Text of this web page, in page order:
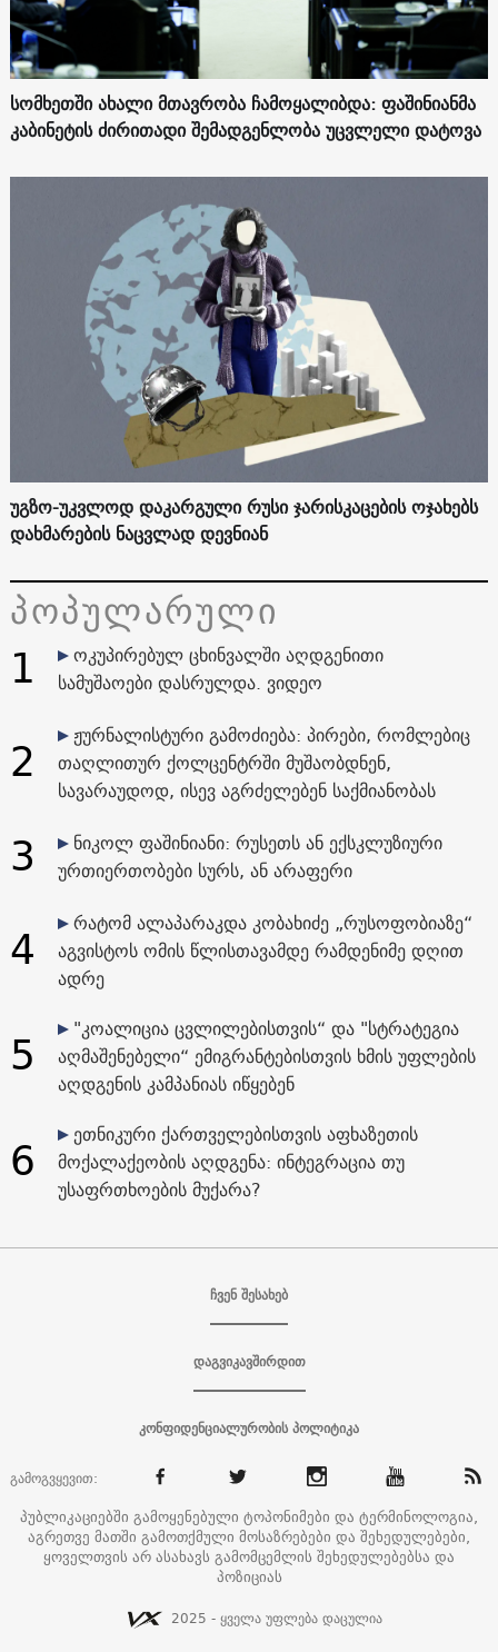
სომხეთში ახალი მთავრობა ჩამოყალიბდა: ფაშინიანმა
კაბინეტის ძირითადი შემადგენლობა უცვლელი დატოვა
უგზო-უკვლოდ დაკარგული რუსი ჯარისკაცების ოჯახებს
დახმარების ნაცვლად დევნიან
პოპულარული
1
ოკუპირებულ ცხინვალში აღდგენითი
სამუშაოები დასრულდა. ვიდეო
2
ჟურნალისტური გამოძიება: პირები, რომლებიც
თაღლითურ ქოლცენტრში მუშაობდნენ,
სავარაუდოდ, ისევ აგრძელებენ საქმიანობას
3
ნიკოლ ფაშინიანი: რუსეთს ან ექსკლუზიური
ურთიერთობები სურს, ან არაფერი
4
რატომ ალაპარაკდა კობახიძე „რუსოფობიაზე“
აგვისტოს ომის წლისთავამდე რამდენიმე დღით
ადრე
5
"კოალიცია ცვლილებისთვის“ და "სტრატეგია
აღმაშენებელი“ ემიგრანტებისთვის ხმის უფლების
აღდგენის კამპანიას იწყებენ
6
ეთნიკური ქართველებისთვის აფხაზეთის
მოქალაქეობის აღდგენა: ინტეგრაცია თუ
უსაფრთხოების მუქარა?
ჩვენ შესახებ
დაგვიკავშირდით
კონფიდენციალურობის პოლიტიკა
გამოგვყევით:
პუბლიკაციებში გამოყენებული ტოპონიმები და ტერმინოლოგია,
აგრეთვე მათში გამოთქმული მოსაზრებები და შეხედულებები,
ყოველთვის არ ასახავს გამომცემლის შეხედულებებსა და
პოზიციას
2025 - ყველა უფლება დაცულია